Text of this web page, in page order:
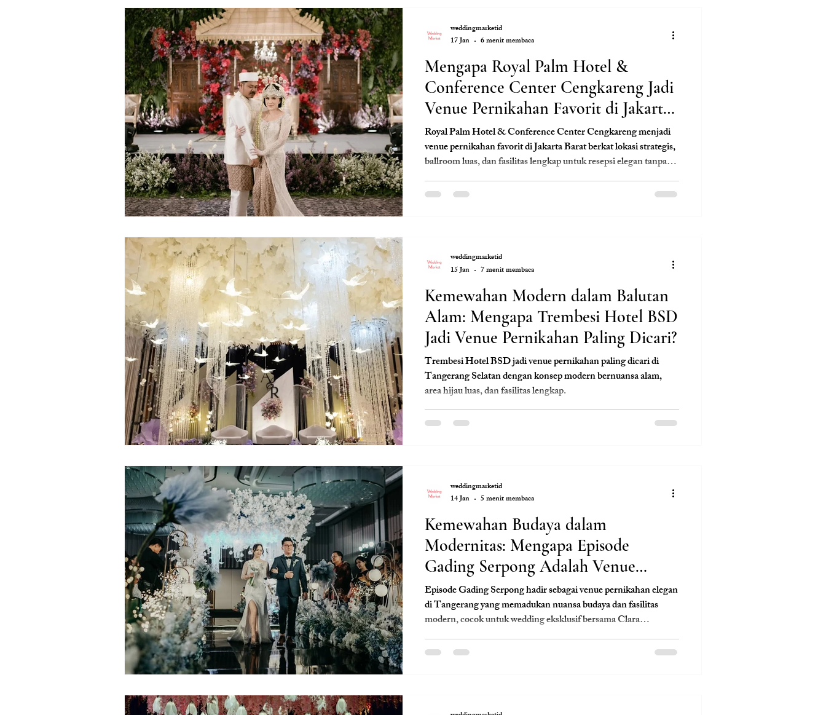
Mengapa Royal Palm Hotel &
Conference Center Cengkareng Jadi
Venue Pernikahan Favorit di Jakarta
Barat?
Royal Palm Hotel & Conference Center Cengkareng menjadi
venue pernikahan favorit di Jakarta Barat berkat lokasi strategis,
ballroom luas, dan fasilitas lengkap untuk resepsi elegan tanpa
ribet. Cocok untuk pasangan yang ingin pernikahan praktis,
nyaman bagi tamu, dan tetap berkelas. Bersama Clara Wedding,
weddingmarketid
17 Jan
6 menit membaca
Kemewahan Modern dalam Balutan
Alam: Mengapa Trembesi Hotel BSD
Jadi Venue Pernikahan Paling Dicari?
Trembesi Hotel BSD jadi venue pernikahan paling dicari di
Tangerang Selatan dengan konsep modern bernuansa alam,
area hijau luas, dan fasilitas lengkap.
weddingmarketid
15 Jan
7 menit membaca
Kemewahan Budaya dalam
Modernitas: Mengapa Episode
Gading Serpong Adalah Venue
Pernikahan Impian di Tangerang
Episode Gading Serpong hadir sebagai venue pernikahan elegan
di Tangerang yang memadukan nuansa budaya dan fasilitas
modern, cocok untuk wedding eksklusif bersama Clara
Wedding.
weddingmarketid
14 Jan
5 menit membaca